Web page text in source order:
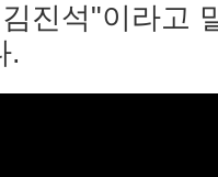
진석"이라고
.